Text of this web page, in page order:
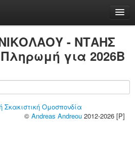
- ΝΤΑΗΣ
για 2026B
Σκακιστική Ομοσπονδία
© Andreas Andreou 2012-2026 [P]